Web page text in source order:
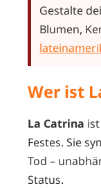
Gestalte
Blumen,
Wer ist
La Catrina
Festes. Sie
Tod –
Status.